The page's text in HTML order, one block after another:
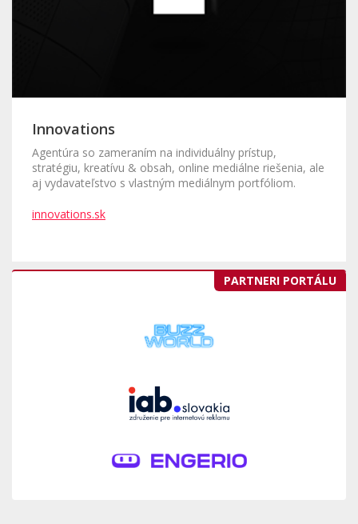
Innovations
Agentúra so zameraním na individuálny prístup,
stratégiu, kreatívu & obsah, online mediálne riešenia, ale
aj vydavateľstvo s vlastným mediálnym portfóliom.
innovations.sk
PARTNERI PORTÁLU